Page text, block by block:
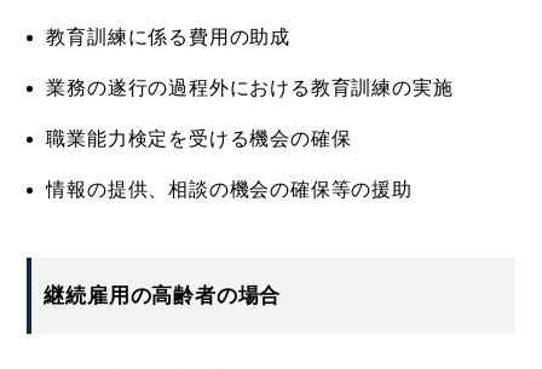
教育訓練に係る費用の助成
業務の遂行の過程外における教育訓練の実施
職業能力検定を受ける機会の確保
情報の提供、相談の機会の確保等の援助
継続雇用の高齢者の場合